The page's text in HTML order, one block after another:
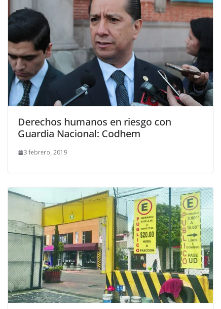
Derechos humanos en riesgo con
Guardia Nacional: Codhem
3 febrero, 2019